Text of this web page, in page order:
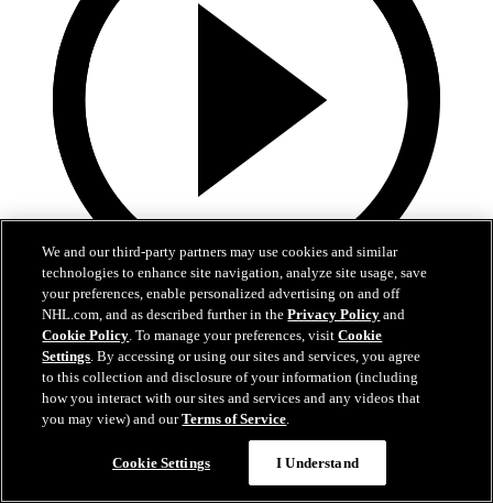
0:43
Hertl met fin à une longue disette
VGK@ANA: Hertl met fin à une longue disette
11 mai 2026
We and our third-party partners may use cookies and similar
technologies to enhance site navigation, analyze site usage, save
your preferences, enable personalized advertising on and off
NHL.com, and as described further in thePrivacy Policy and
Cookie Policy. To manage your preferences, visitCookie
Settings. By accessing or using our sites and services, you agree
to this collection and disclosure of your information (including
how you interact with our sites and services and any videos that
you may view) and ourTerms of Service.
Cookie Settings I Understand